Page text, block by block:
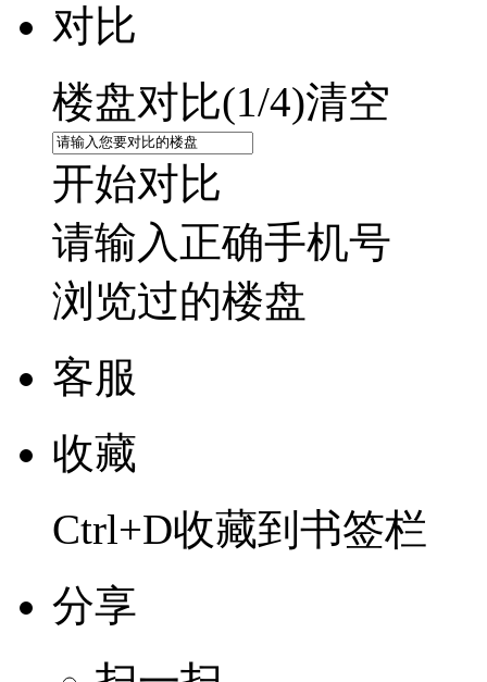
对比
楼盘对比(1/4)清空
开始对比
请输入正确手机号
浏览过的楼盘
客服
收藏
Ctrl+D收藏到书签栏
分享